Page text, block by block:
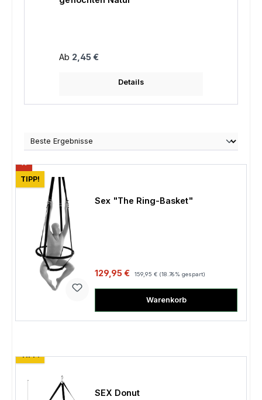
Regulärer Preis:
Ab 2,45 €
Details
%
TIPP!
Sex "The Ring-Basket"
Verkaufspreis:
129,95 € 159,95 € (18.76% gespart)
Warenkorb
TIPP!
SEX Donut